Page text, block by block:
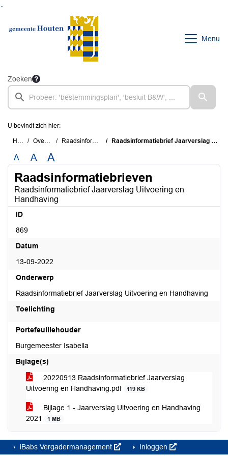
Menu
Zoeken
U bevindt zich hier:
Home Overzichten Raadsinformatiebrieven Raadsinformatiebrief Jaarverslag Uitvoering en Handhaving
A A A
Raadsinformatiebrieven
Raadsinformatiebrief Jaarverslag Uitvoering en
Handhaving
ID
869
Datum
13-09-2022
Onderwerp
Raadsinformatiebrief Jaarverslag Uitvoering en Handhaving
Toelichting
Portefeuillehouder
Burgemeester Isabella
Bijlage(s)
20220913 Raadsinformatiebrief Jaarverslag
Uitvoering en Handhaving.pdf
119 KB
Bijlage 1 - Jaarverslag Uitvoering en Handhaving
2021
1 MB
iBabs Vergadermanagement Inloggen